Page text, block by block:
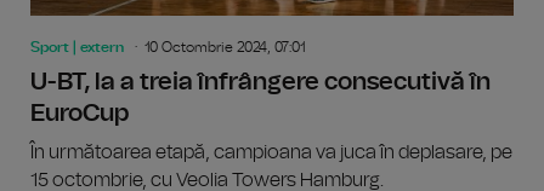
Sport | extern 10 Octombrie 2024, 07:01
U-BT, la a treia înfrângere consecutivă în
EuroCup
În următoarea etapă, campioana va juca în deplasare, pe
15 octombrie, cu Veolia Towers Hamburg.